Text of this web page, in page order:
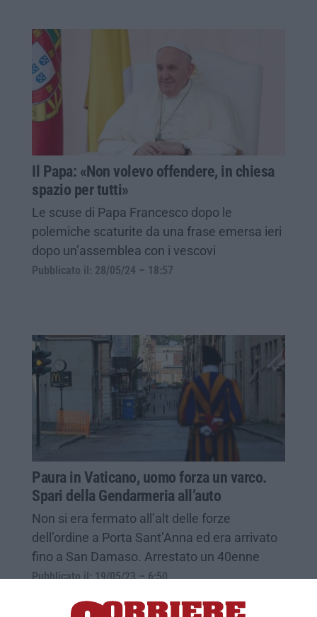
Il Papa: «Non volevo offendere, in chiesa
spazio per tutti»
Le scuse di Papa Francesco dopo le
polemiche scaturite da una frase emersa ieri
dopo un’assemblea con i vescovi
Pubblicato il: 28/05/24 – 18:57
Paura in Vaticano, uomo forza un varco.
Spari della Gendarmeria all’auto
Non si era fermato all’alt delle forze
dell’ordine a Porta Sant’Anna ed era arrivato
fino a San Damaso. Arrestato un 40enne
Pubblicato il: 19/05/23 – 6:50